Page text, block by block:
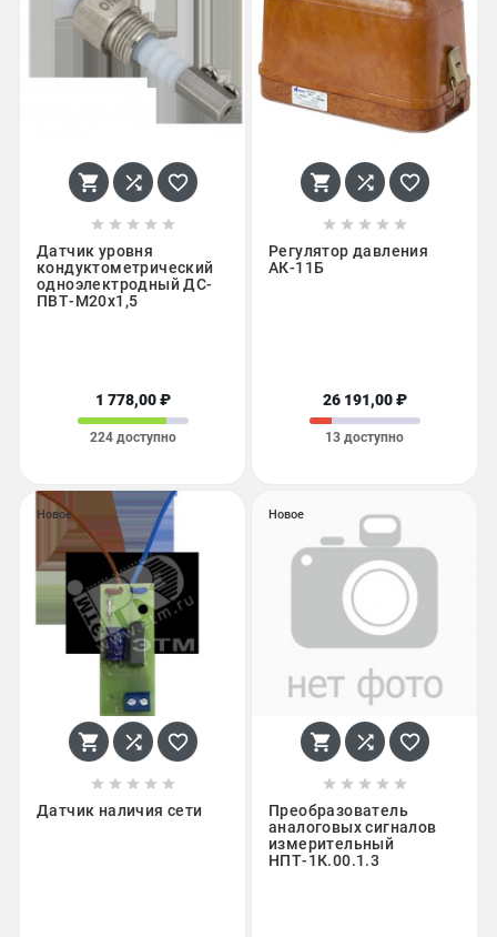
  
    
Датчик уровня
кондуктометрический
одноэлектродный ДС-
ПВТ-М20х1,5
1 778,00 ₽
224 доступно
  
    
Регулятор давления
АК-11Б
26 191,00 ₽
13 доступно
Новое
  
    
Датчик наличия сети
Новое
  
    
Преобразователь
аналоговых сигналов
измерительный
НПТ-1К.00.1.3